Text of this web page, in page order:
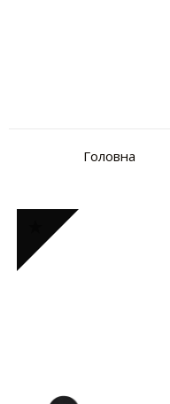
Головна